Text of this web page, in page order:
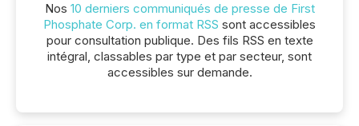
Nos 10 derniers communiqués de presse de First
Phosphate Corp. en format RSS sont accessibles
pour consultation publique. Des fils RSS en texte
intégral, classables par type et par secteur, sont
accessibles sur demande.